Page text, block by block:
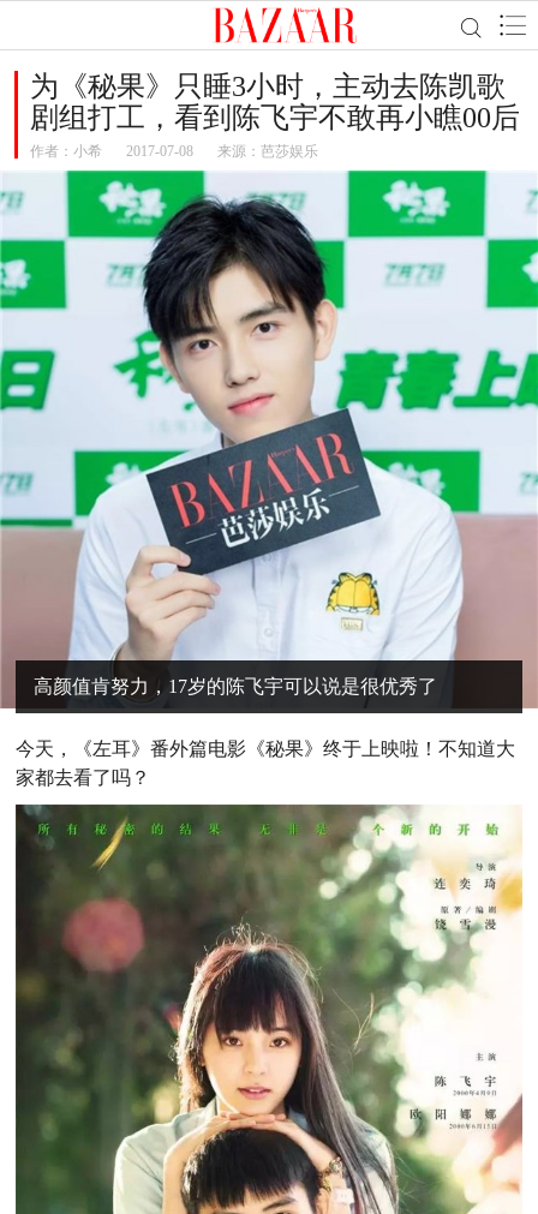
为《秘果》只睡3小时，主动去陈凯歌
剧组打工，看到陈飞宇不敢再小瞧00后
作者： 小希 2017-07-08 来源：芭莎娱乐
高颜值肯努力，17岁的陈飞宇可以说是很优秀了
今天，
《左耳》番外篇电影《秘果》终于上映啦！不知道大
家都去看了吗？